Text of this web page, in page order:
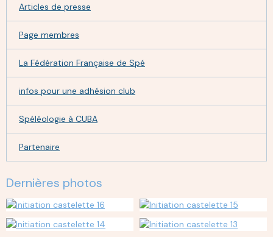
Articles de presse
Page membres
La Fédération Française de Spé
infos pour une adhésion club
Spéléologie à CUBA
Partenaire
Dernières photos